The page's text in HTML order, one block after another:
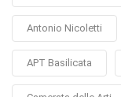
Antonio Nicoletti
APT Basilicata